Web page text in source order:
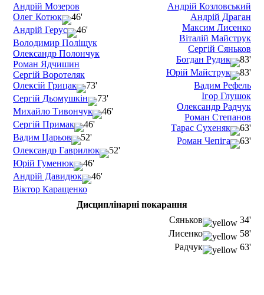
Андрій Мозеров
Олег Котюк
46'
Андрій Герус
46'
Володимир Поліщук
Олександр Полончук
Роман Ядчишин
Сергій Воротеляк
Олексій Грицак
73'
Сергій Дьомушкін
73'
Михайло Тивончук
46'
Сергій Примак
46'
Вадим Царьов
52'
Олександр Гаврилюк
52'
Юрій Гуменюк
46'
Андрій Давидюк
46'
Віктор Каращенко
Андрій Козловський
Андрій Драган
Максим Лисенко
Віталій Майструк
Сергій Сяньков
Богдан Рудик
83'
Юрій Майструк
83'
Вадим Рефель
Ігор Глушок
Олександр Радчук
Роман Степанов
Тарас Сухеняк
63'
Роман Чепіга
63'
Дисциплінарні покарання
Сяньков
34'
Лисенко
58'
Радчук
63'